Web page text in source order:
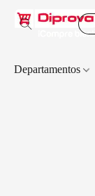
Departamentos